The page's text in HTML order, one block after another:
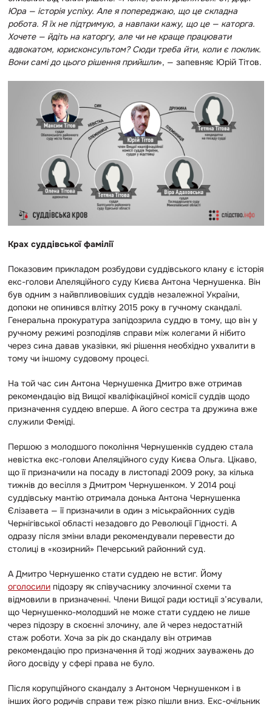
Юра — історія успіху. Але я попереджаю, що це складна
робота. Я їх не підтримую, а навпаки кажу, що це — каторга.
Хочете — йдіть на каторгу, але чи не краще працювати
адвокатом, юрисконсультом? Сюди треба йти, коли є поклик.
Вони самі до цього рішення прийшли», — запевняє Юрій Тітов.
Крах суддівської фамілії
Показовим прикладом розбудови суддівського клану є історія
екс-голови Апеляційного суду Києва Антона Чернушенка. Він
був одним з найвпливовіших суддів незалежної України,
допоки не опинився влітку 2015 року в гучному скандалі.
Генеральна прокуратура запідозрила суддю в тому, що він у
ручному режимі розподіляв справи між колегами й нібито
через сина давав указівки, які рішення необхідно ухвалити в
тому чи іншому судовому процесі.
На той час син Антона Чернушенка Дмитро вже отримав
рекомендацію від Вищої кваліфікаційної комісії суддів щодо
призначення суддею вперше. А його сестра та дружина вже
служили Феміді.
Першою з молодшого покоління Чернушенків суддею стала
невістка екс-голови Апеляційного суду Києва Ольга. Цікаво,
що її призначили на посаду в листопаді 2009 року, за кілька
тижнів до весілля з Дмитром Чернушенком. У 2014 році
суддівську мантію отримала донька Антона Чернушенка
Єлізавета — її призначили в один з міськрайонних судів
Чернігівської області незадовго до Революції Гідності. А
одразу після зміни влади рекомендували перевести до
столиці в «козирний» Печерський районний суд.
А Дмитро Чернушенко стати суддею не встиг. Йому
оголосили підозру як співучаснику злочинної схеми та
відмовили в призначенні. Члени Вищої ради юстиції з’ясували,
що Чернушенко-молодший не може стати суддею не лише
через підозру в скоєнні злочину, але й через недостатній
стаж роботи. Хоча за рік до скандалу він отримав
рекомендацію про призначення й тоді жодних зауважень до
його досвіду у сфері права не було.
Після корупційного скандалу з Антоном Чернушенком і в
інших його родичів справи теж різко пішли вниз. Екс-очільник